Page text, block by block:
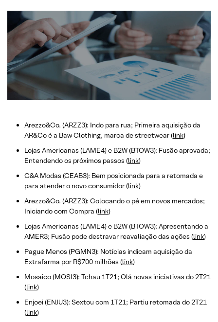
Arezzo&Co. (ARZZ3): Indo para rua; Primeira aquisição da
AR&Co é a Baw Clothing, marca de streetwear (link)
Lojas Americanas (LAME4) e B2W (BTOW3): Fusão aprovada;
Entendendo os próximos passos (link)
C&A Modas (CEAB3): Bem posicionada para a retomada e
para atender o novo consumidor (link)
Arezzo&Co. (ARZZ3): Colocando o pé em novos mercados;
Iniciando com Compra (link)
Lojas Americanas (LAME4) e B2W (BTOW3): Apresentando a
AMER3; Fusão pode destravar reavaliação das ações (link)
Pague Menos (PGMN3): Notícias indicam aquisição da
Extrafarma por R$700 milhões (link)
Mosaico (MOSI3): Tchau 1T21; Olá novas iniciativas do 2T21
(link)
Enjoei (ENJU3): Sextou com 1T21; Partiu retomada do 2T21
(link)